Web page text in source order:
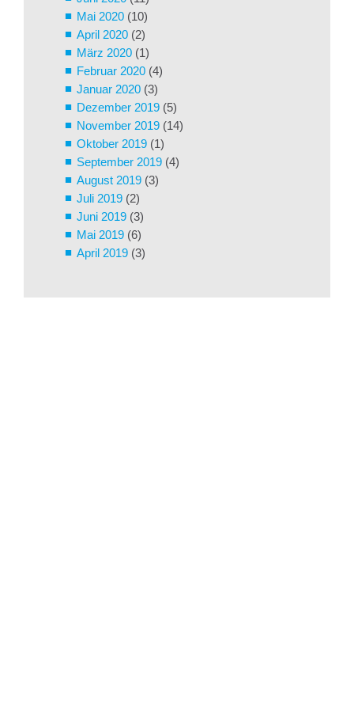
Mai 2020 (10)
April 2020 (2)
März 2020 (1)
Februar 2020 (4)
Januar 2020 (3)
Dezember 2019 (5)
November 2019 (14)
Oktober 2019 (1)
September 2019 (4)
August 2019 (3)
Juli 2019 (2)
Juni 2019 (3)
Mai 2019 (6)
April 2019 (3)